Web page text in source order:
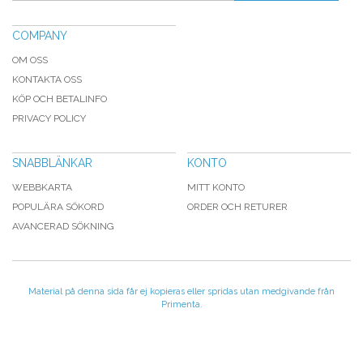
COMPANY
OM OSS
KONTAKTA OSS
KÖP OCH BETALINFO
PRIVACY POLICY
SNABBLÄNKAR
WEBBKARTA
POPULÄRA SÖKORD
AVANCERAD SÖKNING
KONTO
MITT KONTO
ORDER OCH RETURER
Material på denna sida får ej kopieras eller spridas utan medgivande från
Primenta.